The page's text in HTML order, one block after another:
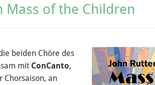
Mass of the Children
beiden Chöre des
mit ConCanto,
Chorsaison, an